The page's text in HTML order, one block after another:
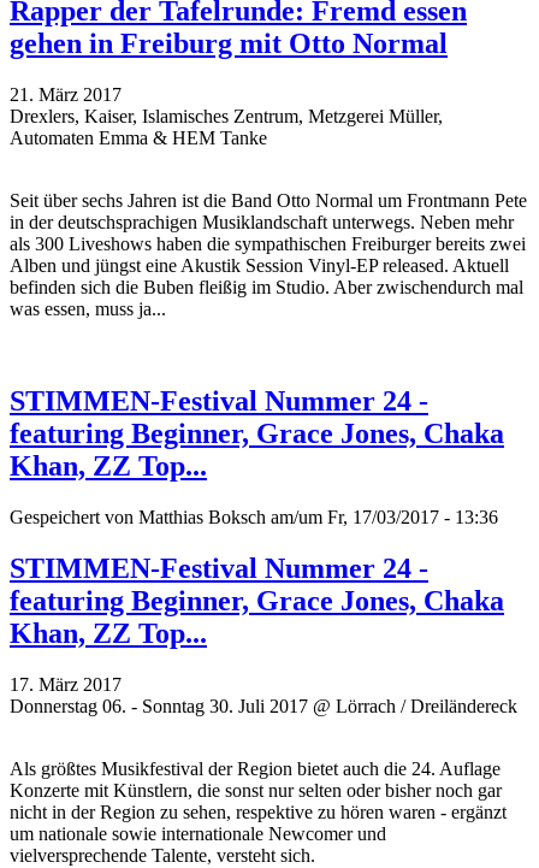
Rapper der Tafelrunde: Fremd essen
gehen in Freiburg mit Otto Normal
21. März 2017
Drexlers, Kaiser, Islamisches Zentrum, Metzgerei Müller,
Automaten Emma & HEM Tanke
Seit über sechs Jahren ist die Band Otto Normal um Frontmann Pete
in der deutschsprachigen Musiklandschaft unterwegs. Neben mehr
als 300 Liveshows haben die sympathischen Freiburger bereits zwei
Alben und jüngst eine Akustik Session Vinyl-EP released. Aktuell
befinden sich die Buben fleißig im Studio. Aber zwischendurch mal
was essen, muss ja...
STIMMEN-Festival Nummer 24 -
featuring Beginner, Grace Jones, Chaka
Khan, ZZ Top...
Gespeichert von Matthias Boksch am/um Fr, 17/03/2017 - 13:36
STIMMEN-Festival Nummer 24 -
featuring Beginner, Grace Jones, Chaka
Khan, ZZ Top...
17. März 2017
Donnerstag 06. - Sonntag 30. Juli 2017 @ Lörrach / Dreiländereck
Als größtes Musikfestival der Region bietet auch die 24. Auflage
Konzerte mit Künstlern, die sonst nur selten oder bisher noch gar
nicht in der Region zu sehen, respektive zu hören waren - ergänzt
um nationale sowie internationale Newcomer und
vielversprechende Talente, versteht sich.